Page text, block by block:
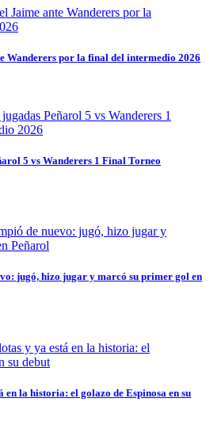
Wanderers por la final del intermedio 2026
5 vs Wanderers 1 Final Torneo
jugó, hizo jugar y marcó su primer gol en
en la historia: el golazo de Espinosa en su